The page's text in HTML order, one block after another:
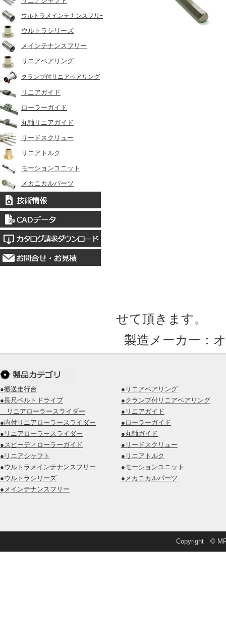
ウルトラメインテナンスフリｰ
ウルトラシリーズ
メインテナンスフリー
リニアベアリング
クランプ付リニアベアリング
リニアガイド
ローラーガイド
丸軸リニアガイド
リードスクリュー
リニアトルク
モーションユニット
メカニカルパーツ
せて頂きます。
製造メーカー：
●搬送走行台
●長尺ベルトドライブ
リニアローラースライダー
●内付リニアローラースライダー
●リニアローラースライダー
●スピーディローラーガイド
●リニアシャフト
●ウルトラメインテナンスフリー
●ウルトラシリーズ
●メインテナンスフリー
●リニアベアリング
●クランプ付リニアベアリング
●リニアガイド
●ローラーガイド
●丸軸ガイド
●リードスクリュー
●リニアトルク
●モーションユニット
●メカニカルパーツ
Copyright ©